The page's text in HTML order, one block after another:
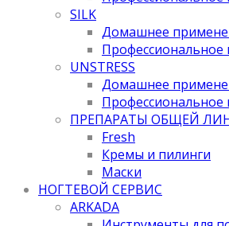
SILK
Домашнее
UNSTRESS
Домашнее
ПРЕПАРАТЫ ОБЩЕЙ
Fresh
Кремы и пилинги
Маски
НОГТЕВОЙ СЕРВИС
ARKADA